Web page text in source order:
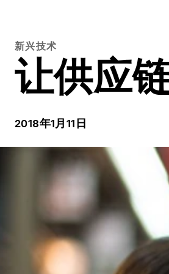
新兴技术
让供应
2018年1月11日